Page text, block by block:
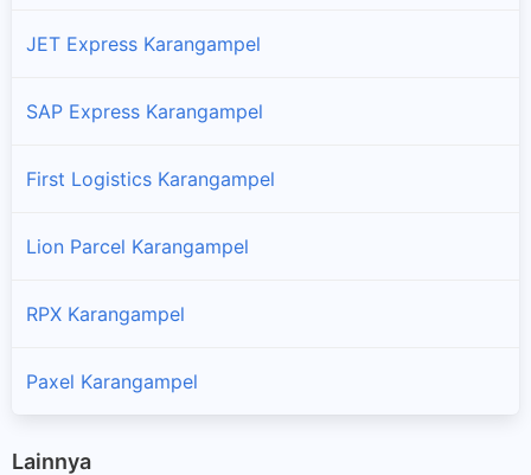
JET Express Karangampel
SAP Express Karangampel
First Logistics Karangampel
Lion Parcel Karangampel
RPX Karangampel
Paxel Karangampel
Lainnya